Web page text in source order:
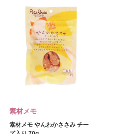
素材メモ
素材メモ やんわかささみ チー